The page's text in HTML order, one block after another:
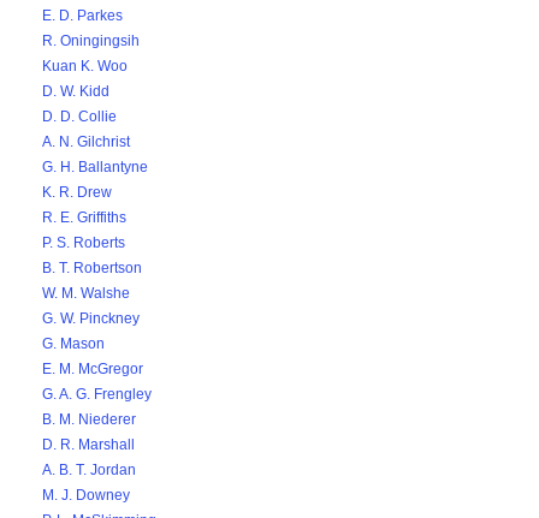
E. D. Parkes
R. Oningingsih
Kuan K. Woo
D. W. Kidd
D. D. Collie
A. N. Gilchrist
G. H. Ballantyne
K. R. Drew
R. E. Griffiths
P. S. Roberts
B. T. Robertson
W. M. Walshe
G. W. Pinckney
G. Mason
E. M. McGregor
G. A. G. Frengley
B. M. Niederer
D. R. Marshall
A. B. T. Jordan
M. J. Downey